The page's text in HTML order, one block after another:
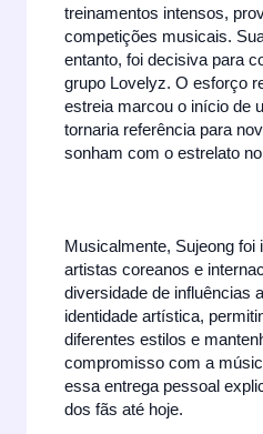
treinamentos intensos,
competições musicais.
entanto, foi decisiva para
grupo Lovelyz. O esforço
estreia marcou o início de
tornaria referência para
sonham com o estrelato
Musicalmente, Sujeong foi
artistas coreanos e
diversidade de influências
identidade artística,
diferentes estilos e
compromisso com a
essa entrega pessoal
dos fãs até hoje.